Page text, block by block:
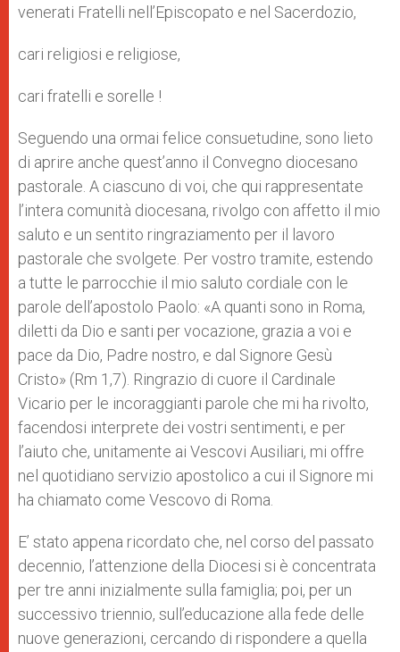
venerati Fratelli nell’Episcopato e nel Sacerdozio,
cari religiosi e religiose,
cari fratelli e sorelle !
Seguendo una ormai felice consuetudine, sono lieto
di aprire anche quest’anno il Convegno diocesano
pastorale. A ciascuno di voi, che qui rappresentate
l’intera comunità diocesana, rivolgo con affetto il mio
saluto e un sentito ringraziamento per il lavoro
pastorale che svolgete. Per vostro tramite, estendo
a tutte le parrocchie il mio saluto cordiale con le
parole dell’apostolo Paolo: «A quanti sono in Roma,
diletti da Dio e santi per vocazione, grazia a voi e
pace da Dio, Padre nostro, e dal Signore Gesù
Cristo» (Rm 1,7). Ringrazio di cuore il Cardinale
Vicario per le incoraggianti parole che mi ha rivolto,
facendosi interprete dei vostri sentimenti, e per
l’aiuto che, unitamente ai Vescovi Ausiliari, mi offre
nel quotidiano servizio apostolico a cui il Signore mi
ha chiamato come Vescovo di Roma.
E’ stato appena ricordato che, nel corso del passato
decennio, l’attenzione della Diocesi si è concentrata
per tre anni inizialmente sulla famiglia; poi, per un
successivo triennio, sull’educazione alla fede delle
nuove generazioni, cercando di rispondere a quella